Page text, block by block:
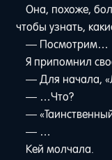
Она, похоже,
чтобы узнать,
— Посмотрим…
Я припомнил
— Для начала,
— …Что?
—
— …
Кей молчала.